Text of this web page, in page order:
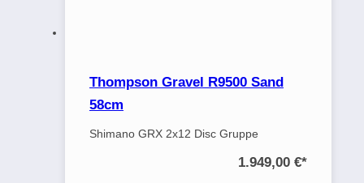
Thompson Gravel R9500 Sand
58cm
Shimano GRX 2x12 Disc Gruppe
1.949,00 €*